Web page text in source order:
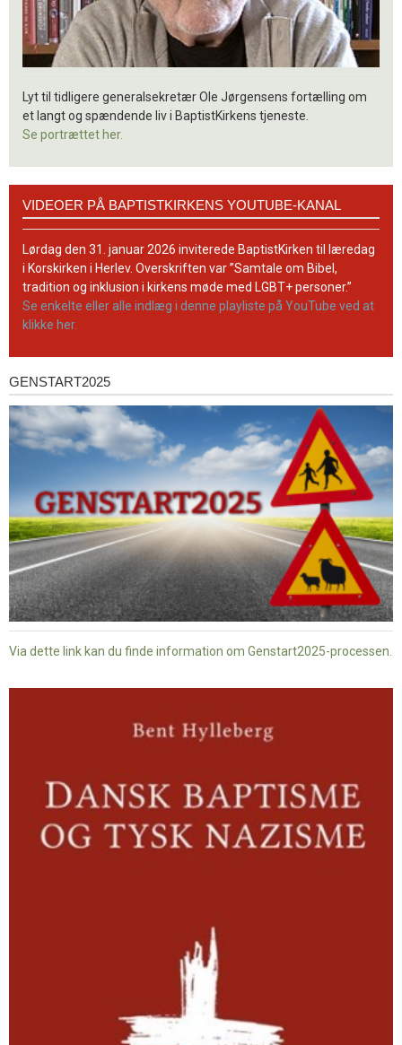
Lyt til tidligere generalsekretær Ole Jørgensens fortælling om
et langt og spændende liv i BaptistKirkens tjeneste.
Se portrættet her.
BaptistKirkens
YouTube-
kanal
VIDEOER PÅ BAPTISTKIRKENS YOUTUBE-KANAL
Lørdag den 31. januar 2026 inviterede BaptistKirken til læredag
i Korskirken i Herlev. Overskriften var ”Samtale om Bibel,
tradition og inklusion i kirkens møde med LGBT+ personer.”
Se enkelte eller alle indlæg i denne playliste på YouTube ved at
klikke her.
Genstart2025
GENSTART2025
Via dette link kan du finde information om Genstart2025-processen.